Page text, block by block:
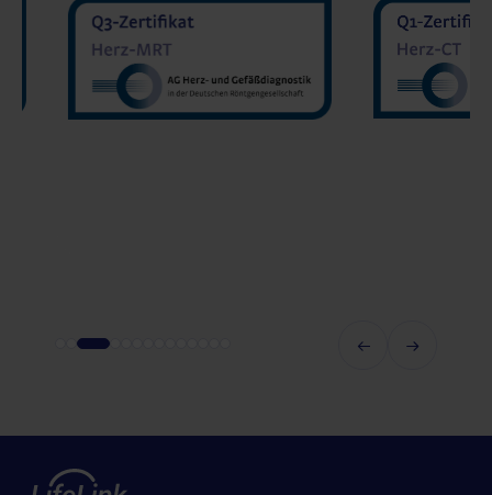
MVZ Radiologie Darmstadt
GmbH
Prof. Dr. Oliver Mohrs
MVZ
Sakher
MVZ Radnet